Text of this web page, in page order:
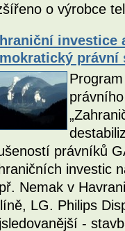
o výrobce
investice
právní
právníků
investic
Nemak v
LG. Philips
-